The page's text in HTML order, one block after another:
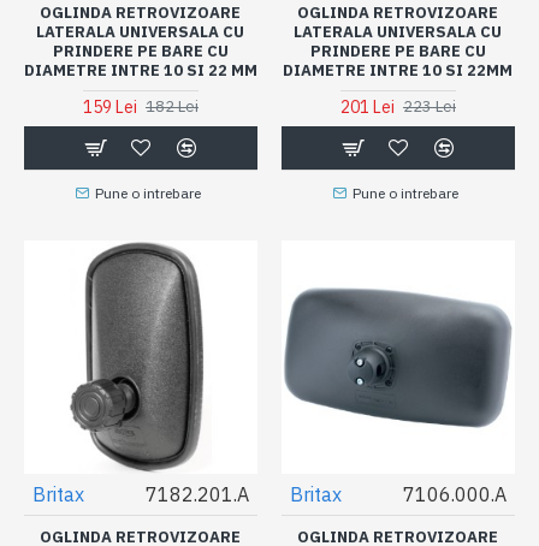
OGLINDA RETROVIZOARE
LATERALA UNIVERSALA CU
PRINDERE PE BARE CU
DIAMETRE INTRE 10 SI 22 MM
159 Lei 182 Lei
Pune o intrebare
OGLINDA RETROVIZOARE
LATERALA UNIVERSALA CU
PRINDERE PE BARE CU
DIAMETRE INTRE 10 SI 22MM
201 Lei 223 Lei
Pune o intrebare
Britax 7182.201.A
OGLINDA RETROVIZOARE
Britax 7106.000.A
OGLINDA RETROVIZOARE